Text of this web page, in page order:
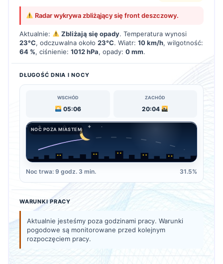
Radar wykrywa zbliżąjący się front deszczowy.
Aktualnie: Zbliżają się opady. Temperatura wynosi
23°C, odczuwalna około 23°C. Wiatr: 10 km/h, wilgotność:
64 %, ciśnienie: 1012 hPa, opady: 0 mm.
DŁUGOŚĆ DNIA I NOCY
WSCHÓD
05:06
ZACHÓD
20:04
NOC POZA MIASTEM
Noc trwa: 9 godz. 3 min. 31.5%
WARUNKI PRACY
Aktualnie jesteśmy poza godzinami pracy. Warunki
pogodowe są monitorowane przed kolejnym
rozpoczęciem pracy.